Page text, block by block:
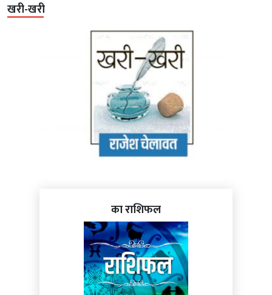
खरी-खरी
का राशिफल